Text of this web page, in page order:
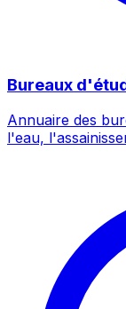
Bureaux
Annuaire des
l'eau,